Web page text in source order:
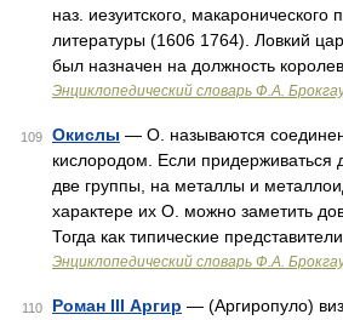
наз. иезуитского, макаронического
литературы (1606 1764). Ловкий
был назначен на должность
Энциклопедический словарь Ф.А.
109 Окислы — О. называются
кислородом. Если придерживаться
две группы, на металлы и
характере их О. можно заметить
Тогда как типические
Энциклопедический словарь Ф.А.
110 Роман III Аргир — (Аргиропуло)